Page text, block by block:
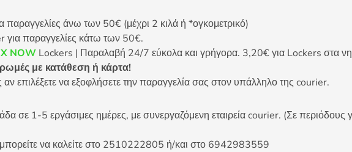
άνω των 50€ (μέχρι 2 κιλά ή *ογκομετρικό)
παραγγελίες κάτω των 50€.
NOW Lockers | Παραλαβή 24/7 εύκολα και γρήγορα. 3,20€ για Lockers στα
με κατάθεση ή κάρτα!
επιλέξετε να εξοφλήσετε την παραγγελία σας στον υπάλληλο της courier.
σε 1-5 εργάσιμες ημέρες, με συνεργαζόμενη εταιρεία courier. (Σε περιόδους
να καλείτε στο 2510222805 ή/και στο 6942983559